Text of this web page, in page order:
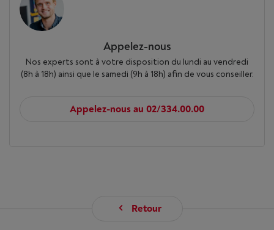
Appelez-nous
Nos experts sont à votre disposition du lundi au vendredi
(8h à 18h) ainsi que le samedi (9h à 18h) afin de vous conseiller.
Appelez-nous au 02/334.00.00
Retour